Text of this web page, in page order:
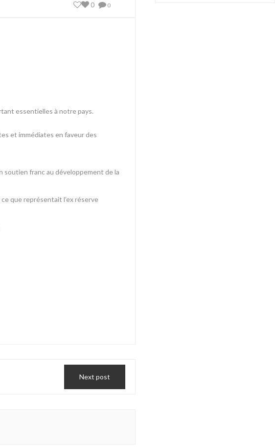
0
0
essentielles à notre pays.
et immédiates en faveur des
soutien franc au développement de la
que représentait l’ex réserve
Next post